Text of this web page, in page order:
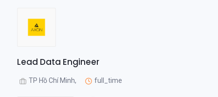
Lead Data Engineer
TP Hồ Chí Minh, full_time